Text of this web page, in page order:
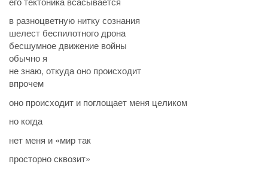
в разноцветную нитку сознания
шелест беспилотного дрона
бесшумное движение войны
обычно я
не знаю, откуда оно происходит
впрочем
оно происходит и поглощает меня целиком
но когда
нет меня и «мир так
просторно сквозит»